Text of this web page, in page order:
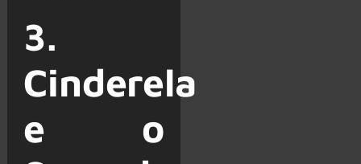
3.
Cinderela
e o